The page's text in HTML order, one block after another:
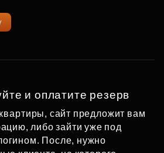
и оплатите резерв
сайт предложит вам
либо зайти уже под
После, нужно